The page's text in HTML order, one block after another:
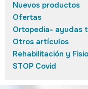
Nuevos productos
Ofertas
Ortopedia- ayudas
Otros artículos
Rehabilitación y
STOP Covid